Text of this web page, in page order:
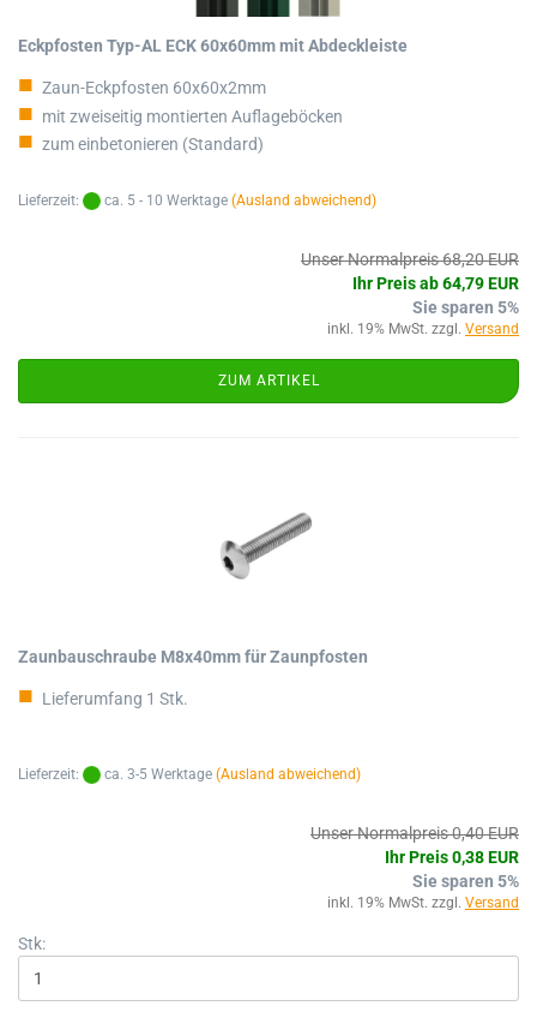
Eckpfosten Typ-AL ECK 60x60mm mit Abdeckleiste
Zaun-Eckpfosten 60x60x2mm
mit zweiseitig montierten Auflageböcken
zum einbetonieren (Standard)
Lieferzeit: ca. 5 - 10 Werktage (Ausland abweichend)
Unser Normalpreis 68,20 EUR
Ihr Preis ab 64,79 EUR
Sie sparen 5%
inkl. 19% MwSt. zzgl. Versand
ZUM ARTIKEL
Zaunbauschraube M8x40mm für Zaunpfosten
Lieferumfang 1 Stk.
Lieferzeit: ca. 3-5 Werktage (Ausland abweichend)
Unser Normalpreis 0,40 EUR
Ihr Preis 0,38 EUR
Sie sparen 5%
inkl. 19% MwSt. zzgl. Versand
Stk: